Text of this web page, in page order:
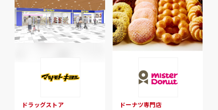
ドラッグストア
ドーナツ専門店